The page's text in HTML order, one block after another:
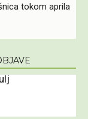
tokom aprila